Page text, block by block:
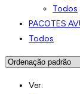
Todos
PACOTES
Todos
Ver: